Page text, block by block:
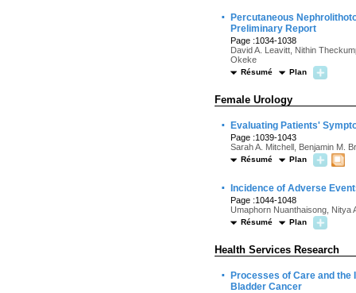
·
Percutaneous
Preliminary Report
Page :1034-1038
David A. Leavitt, Nithin
Okeke
Résumé Plan
Female Urology
· Evaluating Patients'
Page :1039-1043
Sarah A. Mitchell, Benjamin M.
Résumé Plan
· Incidence of Adverse
Page :1044-1048
Umaphorn Nuanthaisong, Nitya
Résumé Plan
Health Services Research
·
Processes of Care and
Bladder Cancer